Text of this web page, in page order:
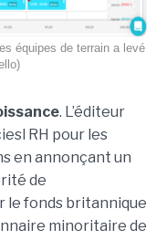
équipes de terrain a levé
. L’éditeur
RH pour les
en annonçant un
de
le fonds britannique
minoritaire de